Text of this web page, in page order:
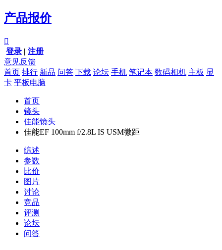
产品报价

登录 | 注册
意见反馈
首页 排行 新品 问答 下载 论坛 手机 笔记本 数码相机 主板 显
卡 平板电脑
首页
镜头
佳能镜头
佳能EF 100mm f/2.8L IS USM微距
综述
参数
比价
图片
讨论
竞品
评测
论坛
问答